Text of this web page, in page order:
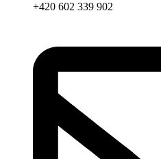
+420 602 339 902